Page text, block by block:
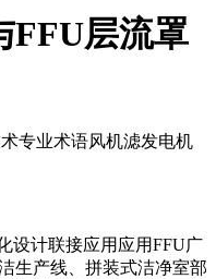
FFU层流罩
专业术语风机滤发电机
设计联接应用应用FFU广
生产线、拼装式洁净室部